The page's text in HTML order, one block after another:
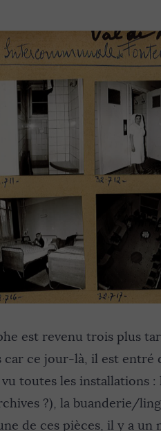
est revenu trois plus
ce jour-là, il est entré
toutes les installations
?), la buanderie/
de ces pièces, il y a